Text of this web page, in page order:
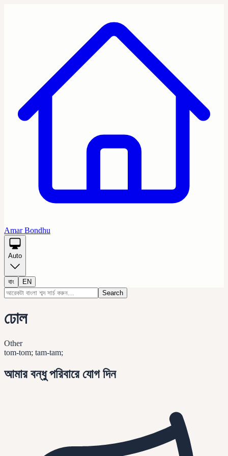
Amar Bondhu
Auto
বাং
EN
Search
ঢোল
Other
tom-tom; tam-tam;
আমার বন্ধু পরিবারে যোগ দিন